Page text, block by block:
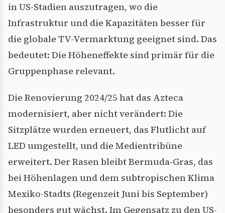
in US-Stadien auszutragen, wo die
Infrastruktur und die Kapazitäten besser für
die globale TV-Vermarktung geeignet sind. Das
bedeutet: Die Höheneffekte sind primär für die
Gruppenphase relevant.
Die Renovierung 2024/25 hat das Azteca
modernisiert, aber nicht verändert: Die
Sitzplätze wurden erneuert, das Flutlicht auf
LED umgestellt, und die Medientribüne
erweitert. Der Rasen bleibt Bermuda-Gras, das
bei Höhenlagen und dem subtropischen Klima
Mexiko-Stadts (Regenzeit Juni bis September)
besonders gut wächst. Im Gegensatz zu den US-